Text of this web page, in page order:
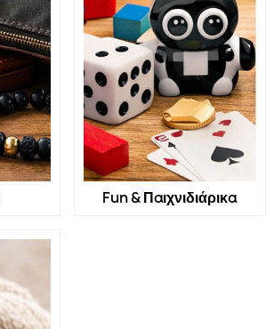
Fun & Παιχνιδιάρικα